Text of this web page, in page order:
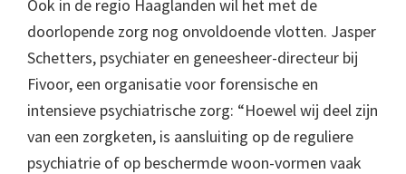
Ook in de regio Haaglanden wil het met de
doorlopende zorg nog onvoldoende vlotten. Jasper
Schetters, psychiater en geneesheer-directeur bij
Fivoor, een organisatie voor forensische en
intensieve psychiatrische zorg: “Hoewel wij deel zijn
van een zorgketen, is aansluiting op de reguliere
psychiatrie of op beschermde woon-vormen vaak